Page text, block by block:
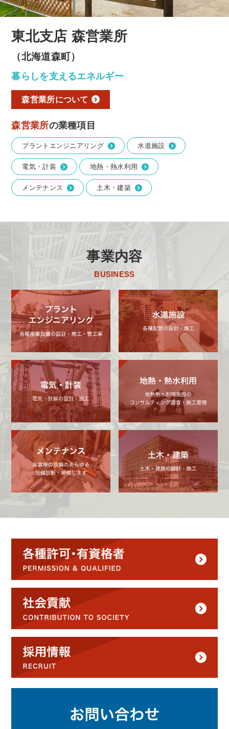
東北支店 森営業所
（北海道森町）
暮らしを支えるエネルギー
森営業所について
森営業所の業種項目
プラントエンジニアリング 水道施設
電気・計装 地熱・熱水利用
メンテナンス 土木・建築
事業内容
BUSINESS